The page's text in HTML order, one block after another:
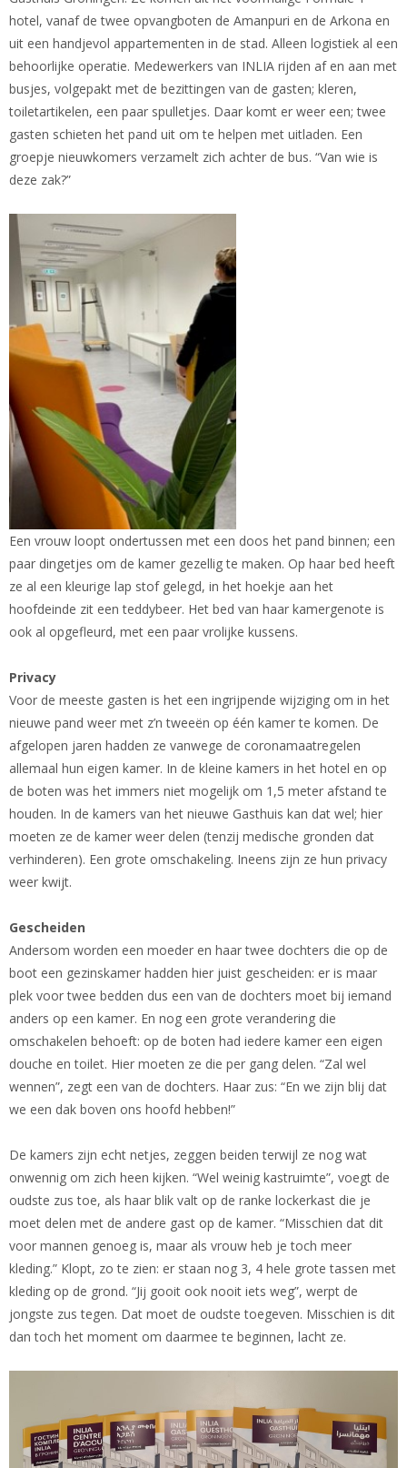
hotel, vanaf de twee opvangboten de Amanpuri en de Arkona en
uit een handjevol appartementen in de stad. Alleen logistiek al een
behoorlijke operatie. Medewerkers van INLIA rijden af en aan met
busjes, volgepakt met de bezittingen van de gasten; kleren,
toiletartikelen, een paar spulletjes. Daar komt er weer een; twee
gasten schieten het pand uit om te helpen met uitladen. Een
groepje nieuwkomers verzamelt zich achter de bus. “Van wie is
deze zak?”
Een vrouw loopt ondertussen met een doos het pand binnen; een
paar dingetjes om de kamer gezellig te maken. Op haar bed heeft
ze al een kleurige lap stof gelegd, in het hoekje aan het
hoofdeinde zit een teddybeer. Het bed van haar kamergenote is
ook al opgefleurd, met een paar vrolijke kussens.
Privacy
Voor de meeste gasten is het een ingrijpende wijziging om in het
nieuwe pand weer met z’n tweeën op één kamer te komen. De
afgelopen jaren hadden ze vanwege de coronamaatregelen
allemaal hun eigen kamer. In de kleine kamers in het hotel en op
de boten was het immers niet mogelijk om 1,5 meter afstand te
houden. In de kamers van het nieuwe Gasthuis kan dat wel; hier
moeten ze de kamer weer delen (tenzij medische gronden dat
verhinderen). Een grote omschakeling. Ineens zijn ze hun privacy
weer kwijt.
Gescheiden
Andersom worden een moeder en haar twee dochters die op de
boot een gezinskamer hadden hier juist gescheiden: er is maar
plek voor twee bedden dus een van de dochters moet bij iemand
anders op een kamer. En nog een grote verandering die
omschakelen behoeft: op de boten had iedere kamer een eigen
douche en toilet. Hier moeten ze die per gang delen. “Zal wel
wennen”, zegt een van de dochters. Haar zus: “En we zijn blij dat
we een dak boven ons hoofd hebben!”
De kamers zijn echt netjes, zeggen beiden terwijl ze nog wat
onwennig om zich heen kijken. “Wel weinig kastruimte”, voegt de
oudste zus toe, als haar blik valt op de ranke lockerkast die je
moet delen met de andere gast op de kamer. “Misschien dat dit
voor mannen genoeg is, maar als vrouw heb je toch meer
kleding.” Klopt, zo te zien: er staan nog 3, 4 hele grote tassen met
kleding op de grond. “Jij gooit ook nooit iets weg”, werpt de
jongste zus tegen. Dat moet de oudste toegeven. Misschien is dit
dan toch het moment om daarmee te beginnen, lacht ze.